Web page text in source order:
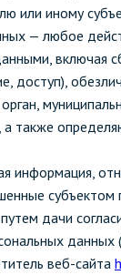
или иному
— любое
включая
доступ),
также
информация,
субъектом
дачи
данных
веб-сайта